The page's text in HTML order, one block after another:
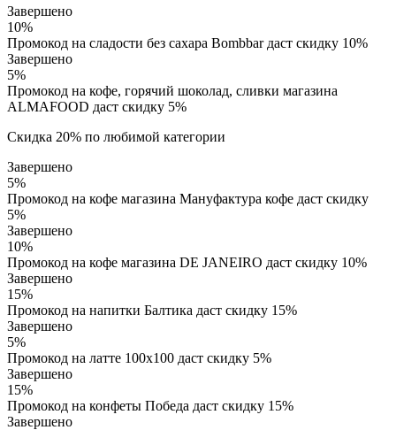
Завершено
10%
Промокод на сладости без сахара Bombbar даст скидку 10%
Завершено
5%
Промокод на кофе, горячий шоколад, сливки магазина
ALMAFOOD даст скидку 5%
Скидка 20% по любимой категории
Завершено
5%
Промокод на кофе магазина Мaнуфактура кофе даст скидку
5%
Завершено
10%
Промокод на кофе магазина DE JANEIRO даст скидку 10%
Завершено
15%
Промокод на напитки Балтика даст скидку 15%
Завершено
5%
Промокод на латте 100х100 даст скидку 5%
Завершено
15%
Промокод на конфеты Победа даст скидку 15%
Завершено